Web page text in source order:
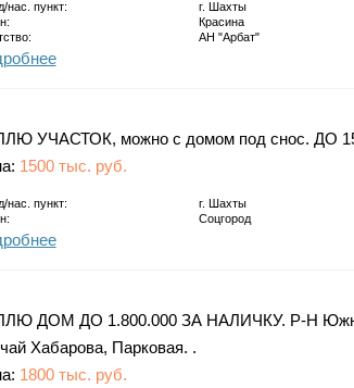
нас. пункт: г. Шахты
Красина
АН "Арбат"
УЧАСТОК, можно с домом под снос. ДО
1500 тыс. руб.
нас. пункт: г. Шахты
Соцгород
ДОМ ДО 1.800.000 ЗА НАЛИЧКУ. Р-Н
Хабарова, Парковая. .
1800 тыс. руб.